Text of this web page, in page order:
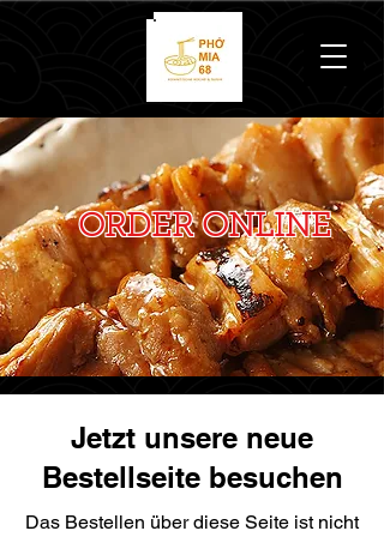
ORDER ONLINE
Jetzt unsere neue
Bestellseite besuchen
Das Bestellen über diese Seite ist nicht